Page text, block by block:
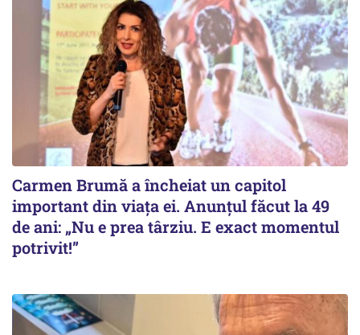
Carmen Brumă a încheiat un capitol
important din viața ei. Anunțul făcut la 49
de ani: „Nu e prea târziu. E exact momentul
potrivit!”